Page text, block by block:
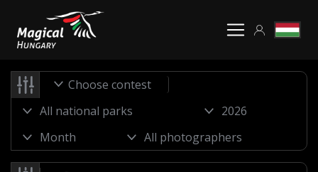
Choose contest